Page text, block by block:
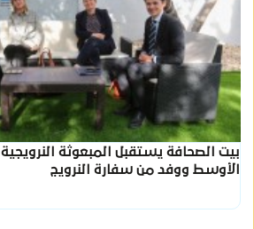
بيت الصحافة يستقبل المبعوثة
الأوسط ووفد من سفارة النرويج